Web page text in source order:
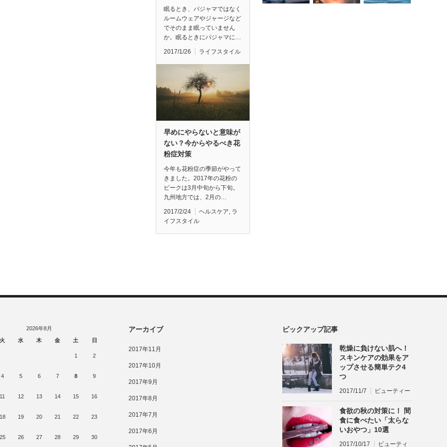
眠るとき、パジャマではなく
ルームウェアやジャージなど
でそのまま眠っていません
か。眠るときにパジャマに…
2017/1/26 ライフスタイル
早めにやらないと意味が
ない？今からやるべき花
粉症対策
今年も花粉症の季節がやって
きました。2017年の花粉の
ピークは3月中旬から下旬。
九州地方では、2月の…
2017/2/24 ヘルスケア ラ
イフスタイル
2026年8月
火 水 木 金 土 日
1 2
4 5 6 7 8 9
11 12 13 14 15 16
18 19 20 21 22 23
25 26 27 28 29 30
アーカイブ
2017年11月
2017年10月
2017年9月
2017年8月
2017年7月
2017年6月
ピックアップ記事
乾燥に負けない肌へ！
スキンケアの効果をア
ップさせる簡単テク4
つ
2017/11/7 ビューティー
食欲の秋の対策に！ 間
食に食べたい「太らな
いおやつ」10選
2017/10/17 ビューティ